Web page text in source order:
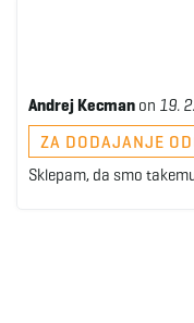
Andrej Kecman on 19.
ZA DODAJANJE
Sklepam, da smo